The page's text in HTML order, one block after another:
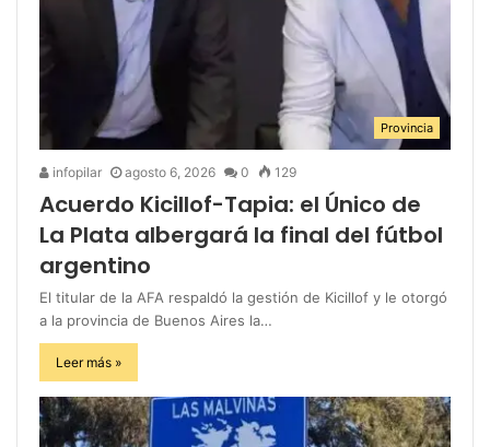
Provincia
infopilar agosto 6, 2026 0 129
Acuerdo Kicillof-Tapia: el Único de
La Plata albergará la final del fútbol
argentino
El titular de la AFA respaldó la gestión de Kicillof y le otorgó
a la provincia de Buenos Aires la…
Leer más »